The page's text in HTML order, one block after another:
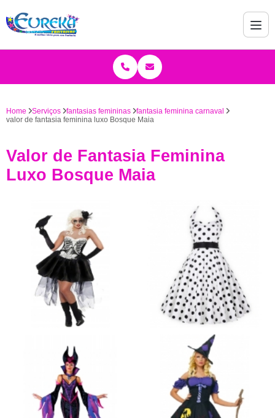
Home Serviços fantasias femininas
fantasia feminina carnaval
valor de fantasia feminina luxo Bosque Maia
Valor de Fantasia Feminina
Luxo Bosque Maia